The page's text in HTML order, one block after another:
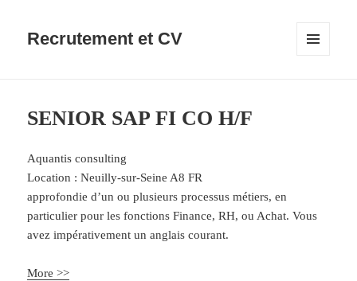
Recrutement et CV
SENIOR SAP FI CO H/F
Aquantis consulting
Location :Neuilly-sur-Seine A8 FR
approfondie d’un ou plusieurs processus métiers, en
particulier pour les fonctions Finance, RH, ou Achat. Vous
avez impérativement un anglais courant.
More >>